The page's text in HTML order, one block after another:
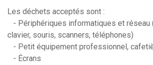
Les déchets acceptés sont :
- Périphériques informatiques et réseau
clavier, souris, scanners, téléphones)
- Petit équipement professionnel,
- Écrans